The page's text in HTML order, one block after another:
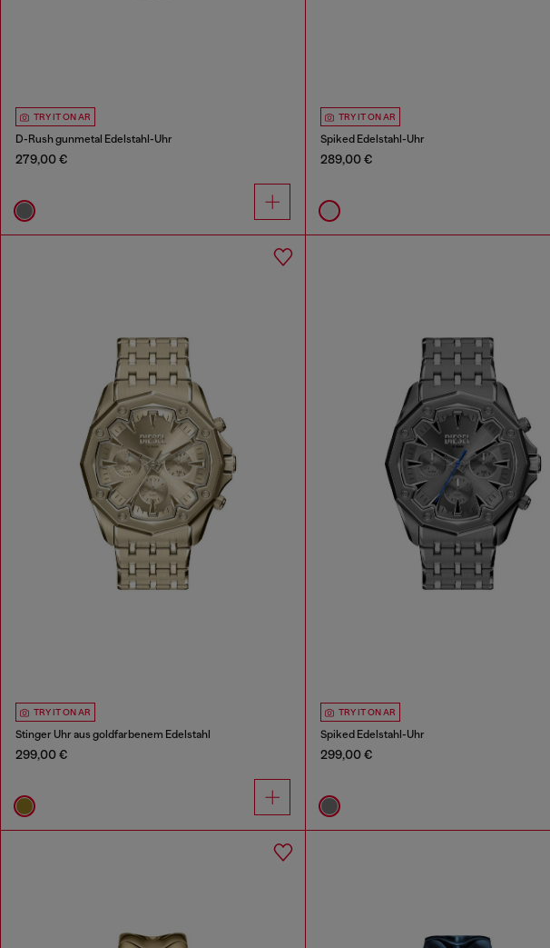
TRY IT ON AR
D-Rush gunmetal Edelstahl-Uhr
279,00 €
TRY IT ON AR
Spiked Edelstahl-Uhr
289,00 €
TRY IT ON AR
Stinger Uhr aus goldfarbenem Edelstahl
299,00 €
TRY IT ON AR
Spiked Edelstahl-Uhr
299,00 €